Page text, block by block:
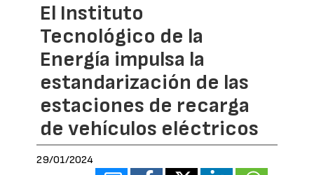
El Instituto
Tecnológico de la
Energía impulsa la
estandarización de las
estaciones de recarga
de vehículos eléctricos
29/01/2024